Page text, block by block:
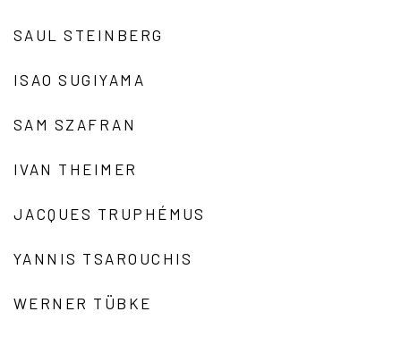
SAUL STEINBERG
ISAO SUGIYAMA
SAM SZAFRAN
IVAN THEIMER
JACQUES TRUPHÉMUS
YANNIS TSAROUCHIS
WERNER TÜBKE